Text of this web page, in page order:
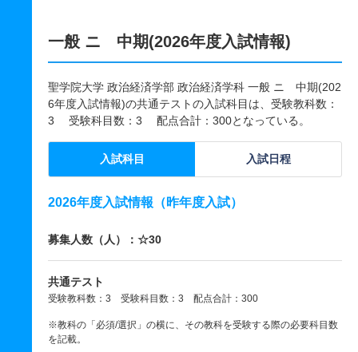
一般 ニ 中期(2026年度入試情報)
聖学院大学 政治経済学部 政治経済学科 一般 ニ 中期(202
6年度入試情報)の共通テストの入試科目は、受験教科数：
3 受験科目数：3 配点合計：300となっている。
入試科目 入試日程
2026年度入試情報（昨年度入試）
募集人数（人）：☆30
共通テスト
受験教科数：3 受験科目数：3 配点合計：300
※教科の「必須/選択」の横に、その教科を受験する際の必要科目数
を記載。